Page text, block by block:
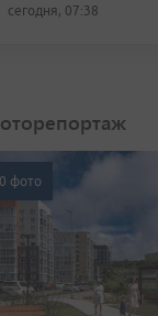
сегодня, 07:38
фото